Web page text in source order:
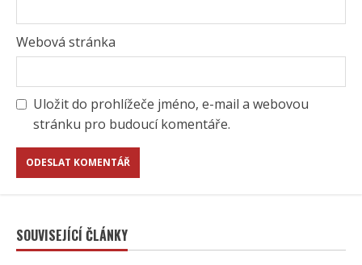
Webová stránka
Uložit do prohlížeče jméno, e-mail a webovou
stránku pro budoucí komentáře.
SOUVISEJÍCÍ ČLÁNKY